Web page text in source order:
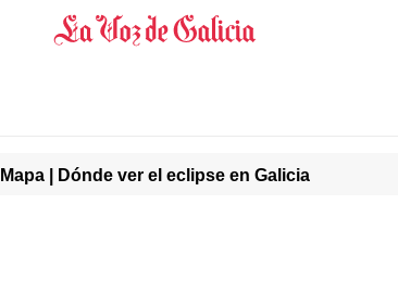
Mapa | Dónde ver el eclipse en Galicia